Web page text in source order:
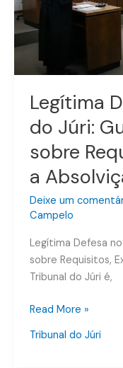
Legítima
do Júri:
sobre
a
Deixe um
Campelo
Legítima Defesa
sobre Requisitos,
Tribunal do Júri é,
Júri:
Guia
Completo
sobre
Requisitos,
Excesso
e
a
Absolvição
Sumária
Read More »
Tribunal do Júri